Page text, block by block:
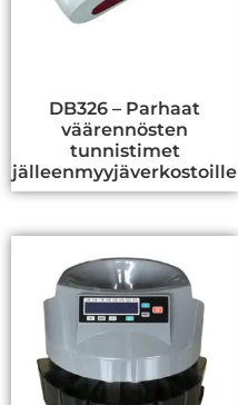
DB326 – Parhaat
väärennösten
tunnistimet
jälleenmyyjäverkostoille